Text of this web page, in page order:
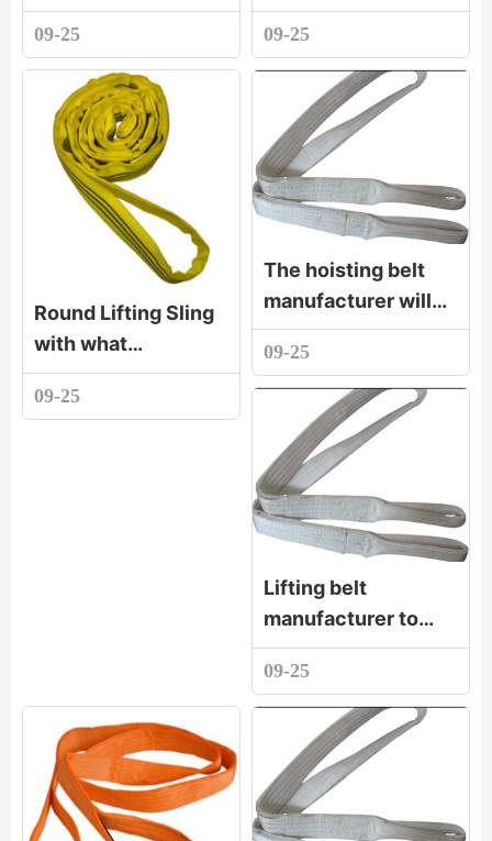
hoisting belt
09-25
belt
09-25
Round Lifting Sling
with what
characteristics
09-25
The hoisting belt
manufacturer will
show you the two
situations of the
rupture of the
synthetic fibe
09-25
Lifting belt
manufacturer to
show you how to
choose flat lifting
belt
09-25